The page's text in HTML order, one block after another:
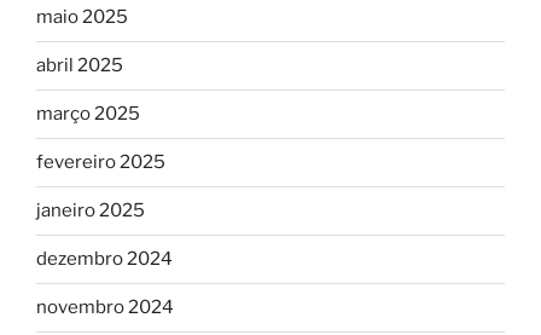
maio 2025
abril 2025
março 2025
fevereiro 2025
janeiro 2025
dezembro 2024
novembro 2024